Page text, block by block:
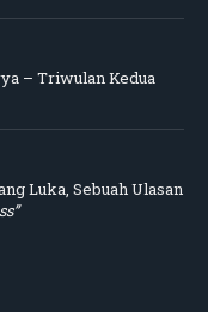
– Triwulan Kedua
Luka, Sebuah Ulasan